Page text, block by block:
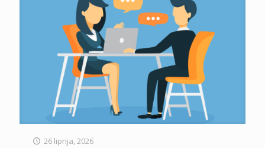
26 lipnja, 2026